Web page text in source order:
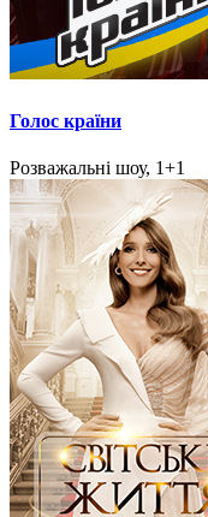
Голос країни
Розважальні шоу, 1+1